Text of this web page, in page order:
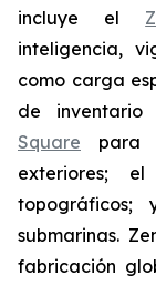
incluye el
inteligencia,
como carga
de
Square para
exteriores; el
submarinas.
fabricación